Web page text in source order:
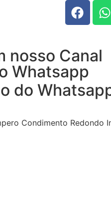
nosso Canal
Whatsapp
do
Condimento Redondo